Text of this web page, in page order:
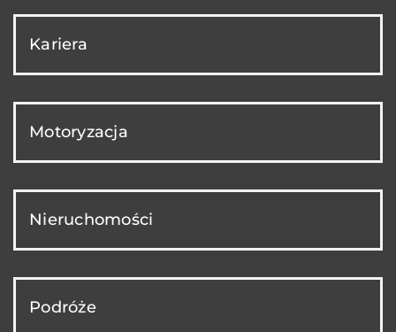
Kariera
Motoryzacja
Nieruchomości
Podróże